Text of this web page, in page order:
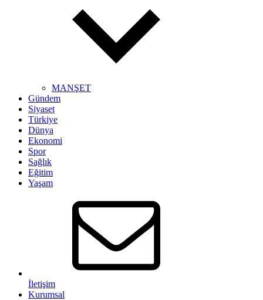
MANŞET
Gündem
Siyaset
Türkiye
Dünya
Ekonomi
Spor
Sağlık
Eğitim
Yaşam
İletişim
Kurumsal